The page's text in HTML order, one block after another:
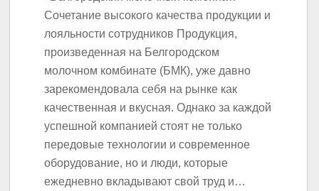
Сочетание высокого качества продукции и
лояльности сотрудников Продукция,
произведенная на Белгородском
молочном комбинате (БМК), уже давно
зарекомендовала себя на рынке как
качественная и вкусная. Однако за каждой
успешной компанией стоят не только
передовые технологии и современное
оборудование, но и люди, которые
ежедневно вкладывают свой труд и…